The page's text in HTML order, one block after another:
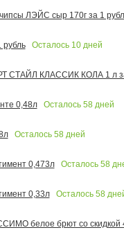
ЛЭЙС сыр 170г за 1
Осталось 10дней
СТАЙЛ КЛАССИК КОЛА 1 л
0,48л Осталось 58дней
Осталось 58дней
0,473л
Осталось 58
0,33л
Осталось 58
белое брют со скидкой